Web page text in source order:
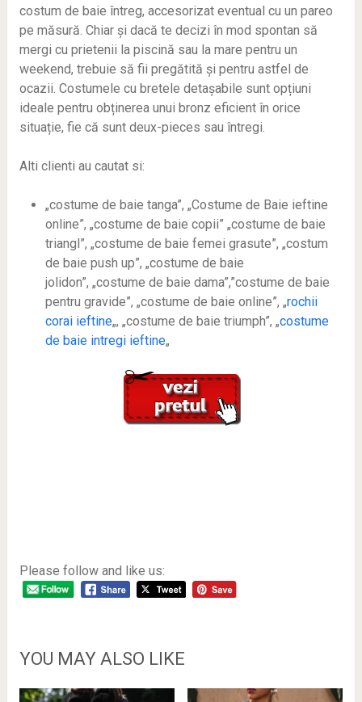
costum de baie întreg, accesorizat eventual cu un pareo
pe măsură. Chiar și dacă te decizi în mod spontan să
mergi cu prietenii la piscină sau la mare pentru un
weekend, trebuie să fii pregătită și pentru astfel de
ocazii. Costumele cu bretele detașabile sunt opțiuni
ideale pentru obținerea unui bronz eficient în orice
situație, fie că sunt deux-pieces sau întregi.
Alti clienti au cautat si:
„costume de baie tanga”, „Costume de Baie ieftine
online”, „costume de baie copii” „costume de baie
triangl”, „costume de baie femei grasute”, „costum
de baie push up”, „costume de baie
jolidon”, „costume de baie dama”,”costume de baie
pentru gravide”, „costume de baie online”, „rochii
corai ieftine„, „costume de baie triumph”, „costume
de baie intregi ieftine„
Please follow and like us:
YOU MAY ALSO LIKE